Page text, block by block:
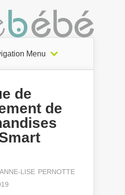
Menu
de
de
ANNE-LISE PERNOTTE